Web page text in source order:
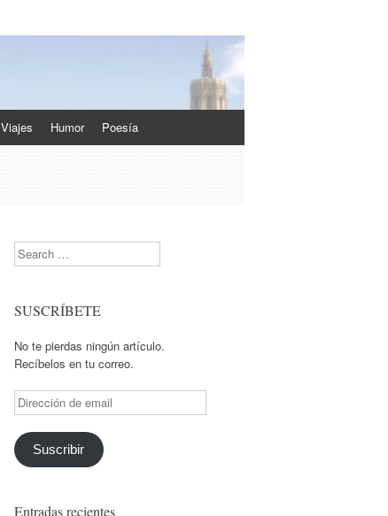
Viajes Humor Poesía
Search
SUSCRÍBETE
No te pierdas ningún artículo.
Recíbelos en tu correo.
Dirección
de
email
Suscribir
Entradas recientes